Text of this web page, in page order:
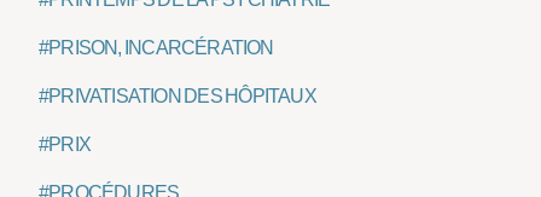
#PRISON, INCARCÉRATION
#PRIVATISATION DES HÔPITAUX
#PRIX